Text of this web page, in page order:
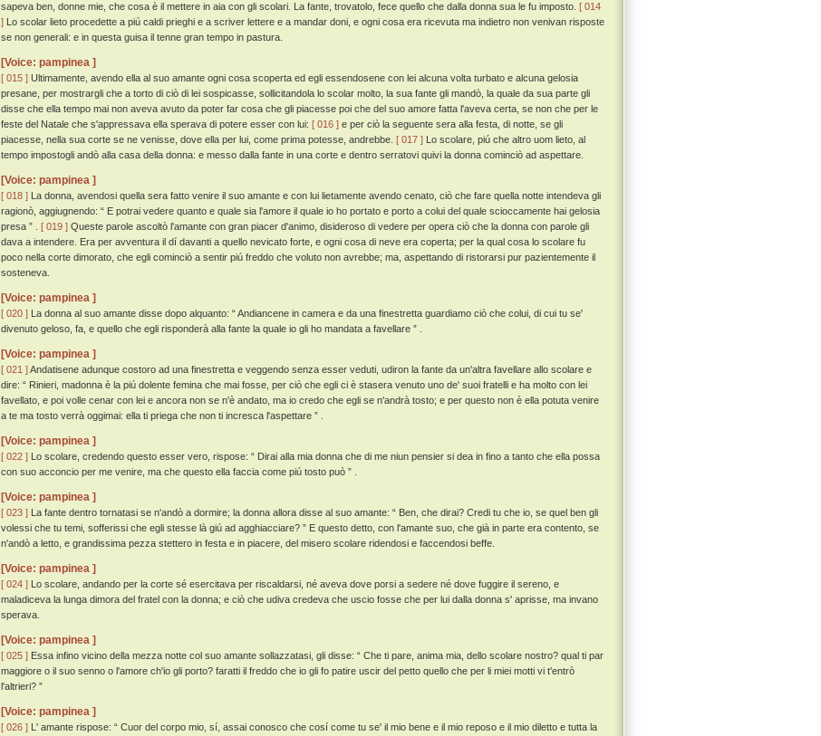
sapeva ben, donne mie, che cosa è il mettere in aia con gli scolari. La fante, trovatolo, fece quello che dalla donna sua le fu imposto. [ 014
] Lo scolar lieto procedette a piú caldi prieghi e a scriver lettere e a mandar doni, e ogni cosa era ricevuta ma indietro non venivan risposte
se non generali: e in questa guisa il tenne gran tempo in pastura.
[Voice: pampinea ]
[ 015 ] Ultimamente, avendo ella al suo amante ogni cosa scoperta ed egli essendosene con lei alcuna volta turbato e alcuna gelosia
presane, per mostrargli che a torto di ciò di lei sospicasse, sollicitandola lo scolar molto, la sua fante gli mandò, la quale da sua parte gli
disse che ella tempo mai non aveva avuto da poter far cosa che gli piacesse poi che del suo amore fatta l'aveva certa, se non che per le
feste del Natale che s'appressava ella sperava di potere esser con lui: [ 016 ] e per ciò la seguente sera alla festa, di notte, se gli
piacesse, nella sua corte se ne venisse, dove ella per lui, come prima potesse, andrebbe. [ 017 ] Lo scolare, piú che altro uom lieto, al
tempo impostogli andò alla casa della donna: e messo dalla fante in una corte e dentro serratovi quivi la donna cominciò ad aspettare.
[Voice: pampinea ]
[ 018 ] La donna, avendosi quella sera fatto venire il suo amante e con lui lietamente avendo cenato, ciò che fare quella notte intendeva gli
ragionò, aggiugnendo: “ E potrai vedere quanto e quale sia l'amore il quale io ho portato e porto a colui del quale scioccamente hai gelosia
presa ” . [ 019 ] Queste parole ascoltò l'amante con gran piacer d'animo, disideroso di vedere per opera ciò che la donna con parole gli
dava a intendere. Era per avventura il dí davanti a quello nevicato forte, e ogni cosa di neve era coperta; per la qual cosa lo scolare fu
poco nella corte dimorato, che egli cominciò a sentir piú freddo che voluto non avrebbe; ma, aspettando di ristorarsi pur pazientemente il
sosteneva.
[Voice: pampinea ]
[ 020 ] La donna al suo amante disse dopo alquanto: “ Andiancene in camera e da una finestretta guardiamo ciò che colui, di cui tu se'
divenuto geloso, fa, e quello che egli risponderà alla fante la quale io gli ho mandata a favellare ” .
[Voice: pampinea ]
[ 021 ]Andatisene adunque costoro ad una finestretta e veggendo senza esser veduti, udiron la fante da un'altra favellare allo scolare e
dire: “ Rinieri, madonna è la piú dolente femina che mai fosse, per ciò che egli ci è stasera venuto uno de' suoi fratelli e ha molto con lei
favellato, e poi volle cenar con lei e ancora non se n'è andato, ma io credo che egli se n'andrà tosto; e per questo non è ella potuta venire
a te ma tosto verrà oggimai: ella ti priega che non ti incresca l'aspettare ” .
[Voice: pampinea ]
[ 022 ] Lo scolare, credendo questo esser vero, rispose: “ Dirai alla mia donna che di me niun pensier si dea in fino a tanto che ella possa
con suo acconcio per me venire, ma che questo ella faccia come piú tosto può ” .
[Voice: pampinea ]
[ 023 ] La fante dentro tornatasi se n'andò a dormire; la donna allora disse al suo amante: “ Ben, che dirai? Credi tu che io, se quel ben gli
volessi che tu temi, sofferissi che egli stesse là giú ad agghiacciare? ” E questo detto, con l'amante suo, che già in parte era contento, se
n'andò a letto, e grandissima pezza stettero in festa e in piacere, del misero scolare ridendosi e faccendosi beffe.
[Voice: pampinea ]
[ 024 ] Lo scolare, andando per la corte sé esercitava per riscaldarsi, né aveva dove porsi a sedere né dove fuggire il sereno, e
maladiceva la lunga dimora del fratel con la donna; e ciò che udiva credeva che uscio fosse che per lui dalla donna s' aprisse, ma invano
sperava.
[Voice: pampinea ]
[ 025 ] Essa infino vicino della mezza notte col suo amante sollazzatasi, gli disse: “ Che ti pare, anima mia, dello scolare nostro? qual ti par
maggiore o il suo senno o l'amore ch'io gli porto? faratti il freddo che io gli fo patire uscir del petto quello che per li miei motti vi t'entrò
l'altrieri? ”
[Voice: pampinea ]
[ 026 ] L' amante rispose: “ Cuor del corpo mio, sí, assai conosco che cosí come tu se' il mio bene e il mio reposo e il mio diletto e tutta la